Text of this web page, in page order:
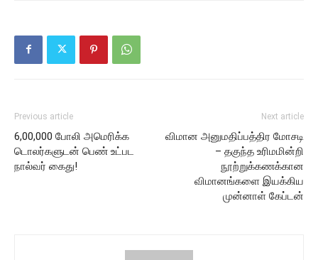
Previous article
6,00,000 போலி அமெரிக்க
டொலர்களுடன் பெண் உட்பட
நால்வர் கைது!
Next article
விமான அனுமதிப்பத்திர மோசடி
– தகுந்த உரிமமின்றி
நூற்றுக்கணக்கான
விமானங்களை இயக்கிய
முன்னாள் கேப்டன்